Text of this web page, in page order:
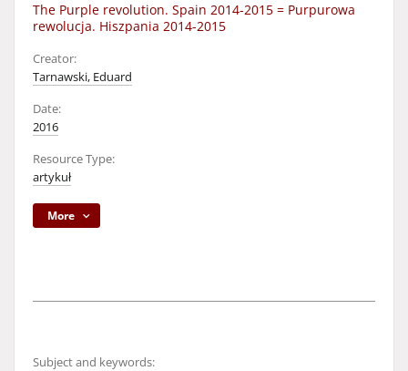
The Purple revolution. Spain 2014-2015 = Purpurowa
rewolucja. Hiszpania 2014-2015
Creator:
Tarnawski, Eduard
Date:
2016
Resource Type:
artykuł
More
Subject and keywords: